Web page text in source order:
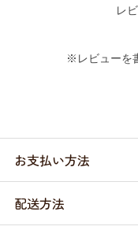
レ
※レビューを
お支払い方法
配送方法